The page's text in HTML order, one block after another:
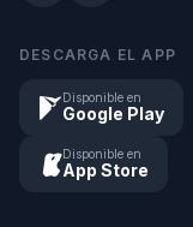
DESCARGA EL APP
Disponible en
Google Play
Disponible en
App Store